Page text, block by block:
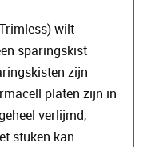
wilt
sparingskist
zijn
platen zijn in
verlijmd,
stuken kan